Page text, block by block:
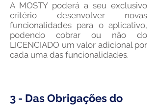
A MOSTY poderá a seu exclusivo
critério desenvolver novas
funcionalidades para o aplicativo,
podendo cobrar ou não do
LICENCIADO um valor adicional por
cada uma das funcionalidades.
3 - Das Obrigações do